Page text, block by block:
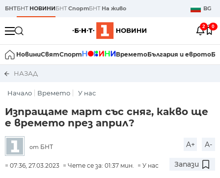
БНТБНТ НОВИНИБНТСпортБНТ На живо BG
2 0
НовиниСвятСпорт ВреметоБългария и еврото
НАЗАД
Начало Времето У нас
Изпращаме март със сняг, какво ще
е времето през април?
от БНТ A+ A-
07:36, 27.03.2023 Чете се за: 01:37 мин. У нас Запази